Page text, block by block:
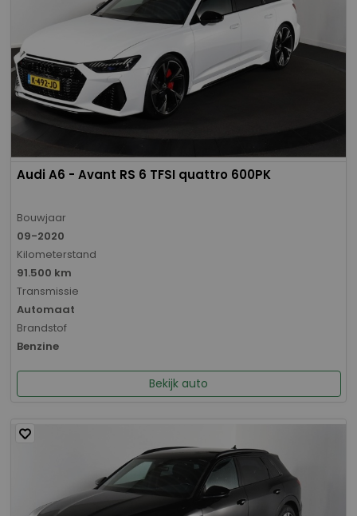
Audi A6 - Avant RS 6 TFSI quattro 600PK
Bouwjaar
09-2020
Kilometerstand
91.500 km
Transmissie
Automaat
Brandstof
Benzine
Bekijk auto